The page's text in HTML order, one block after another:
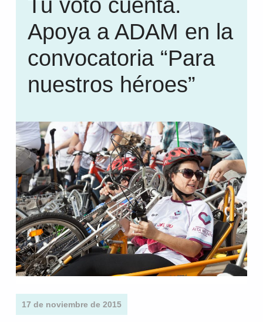
Tu voto cuenta.
Apoya a ADAM en la
convocatoria “Para
nuestros héroes”
17 de noviembre de 2015